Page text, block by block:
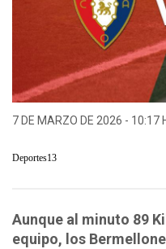
7 DE MARZO DE 2026 - 10:17
Deportes13
Aunque al minuto 89
equipo, los